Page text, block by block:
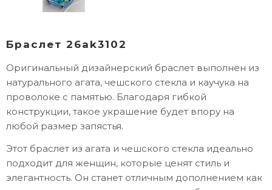
Браслет 26ak3102
Оригинальный дизайнерский браслет выполнен из
натурального агата, чешского стекла и каучука на
проволоке с памятью. Благодаря гибкой
конструкции, такое украшение будет впору на
любой размер запястья.
Этот браслет из агата и чешского стекла идеально
подходит для женщин, которые ценят стиль и
элегантность. Он станет отличным дополнением как